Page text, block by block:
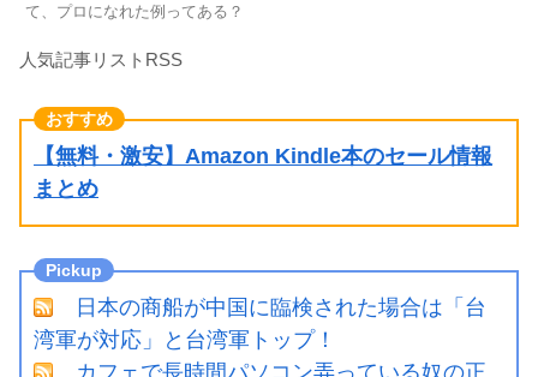
て、プロになれた例ってある？
人気記事リストRSS
【無料・激安】Amazon Kindle本のセール情報
まとめ
日本の商船が中国に臨検された場合は「台
湾軍が対応」と台湾軍トップ！
カフェで長時間パソコン弄っている奴の正